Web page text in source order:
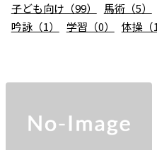
浜松スポー
お問い合
教室・イベントに関するお問い合
各教室・イベントページの問い
子ども向け（99）
馬術（5）
吟詠（1）
学習（0） 体操（